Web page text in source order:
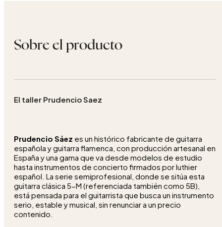
Sobre el producto
El taller Prudencio Saez
Prudencio Sáez es un histórico fabricante de guitarra
española y guitarra flamenca, con producción artesanal en
España y una gama que va desde modelos de estudio
hasta instrumentos de concierto firmados por luthier
español. La serie semiprofesional, donde se sitúa esta
guitarra clásica 5-M (referenciada también como 5B),
está pensada para el guitarrista que busca un instrumento
serio, estable y musical, sin renunciar a un precio
contenido.